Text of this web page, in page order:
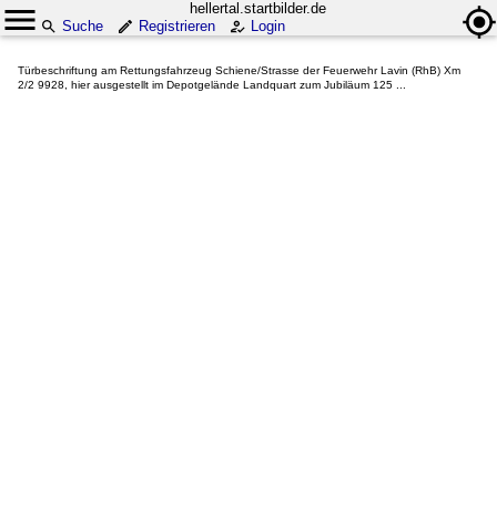
hellertal.startbilder.de
Suche
Registrieren Login
Türbeschriftung am Rettungsfahrzeug Schiene/Strasse der Feuerwehr Lavin (RhB) Xm
2/2 9928, hier ausgestellt im Depotgelände Landquart zum Jubiläum 125 ...